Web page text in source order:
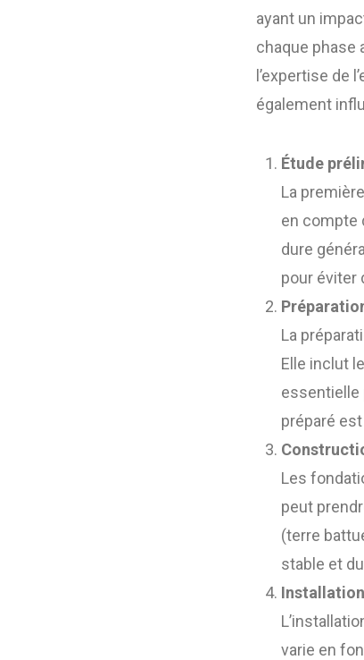
ayant un
chaque phase
l’expertise de
également
Étude
La
en compte
dure
pour éviter
La
Elle inclut
essentielle
préparé
Les
peut
(terre
stable et
varie en